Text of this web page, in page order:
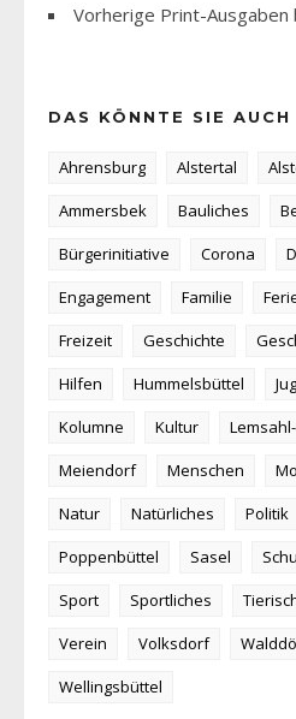
Vorherige Print-Ausgaben
DAS KÖNNTE SIE AUCH
Ahrensburg Alstertal
Ammersbek
Bauliches
Bürgerinitiative
Corona
Engagement
Familie
Freizeit
Geschichte
Hilfen
Hummelsbüttel
Kolumne
Kultur
Meiendorf
Menschen
Natur
Natürliches Politik
Poppenbüttel
Sasel
Sport
Sportliches
Verein
Volksdorf
Wellingsbüttel